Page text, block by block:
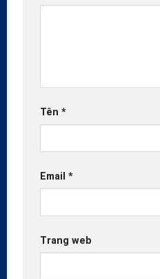
Tên *
Email *
Trang web